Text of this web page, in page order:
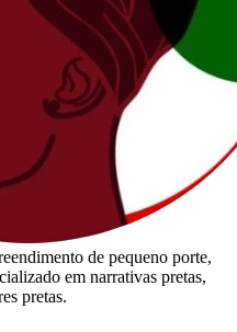
de pequeno porte,
em narrativas pretas,
pretas.